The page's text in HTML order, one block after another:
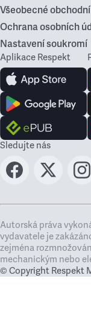
Všeobecné
Ochrana osobních
Nastavení soukromí
Aplikace Respekt
Sledujte nás
Autorská práva
vydavatele je
zejména
mechanickým nebo
© Copyright Respekt